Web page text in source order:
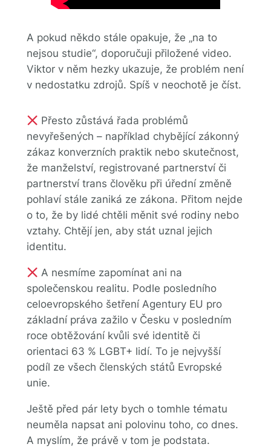
A pokud někdo stále opakuje, že „na to
nejsou studie“, doporučuji přiložené video.
Viktor v něm hezky ukazuje, že problém není
v nedostatku zdrojů. Spíš v neochotě je číst.
Přesto zůstává řada problémů
nevyřešených – například chybějící zákonný
zákaz konverzních praktik nebo skutečnost,
že manželství, registrované partnerství či
partnerství trans člověku při úřední změně
pohlaví stále zaniká ze zákona. Přitom nejde
o to, že by lidé chtěli měnit své rodiny nebo
vztahy. Chtějí jen, aby stát uznal jejich
identitu.
A nesmíme zapomínat ani na
společenskou realitu. Podle posledního
celoevropského šetření Agentury EU pro
základní práva zažilo v Česku v posledním
roce obtěžování kvůli své identitě či
orientaci 63 % LGBT+ lidí. To je nejvyšší
podíl ze všech členských států Evropské
unie.
Ještě před pár lety bych o tomhle tématu
neuměla napsat ani polovinu toho, co dnes.
A myslím, že právě v tom je podstata.